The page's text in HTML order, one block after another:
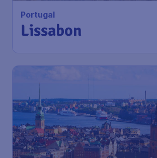
Portugal
Lissabon